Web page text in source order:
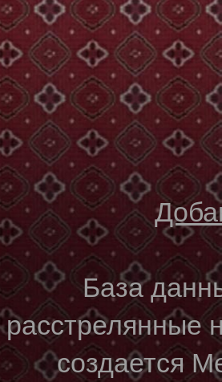
База
расстрелянные
создается